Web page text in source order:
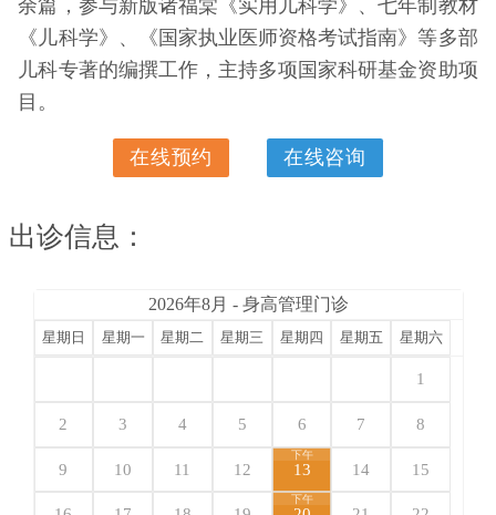
余篇，参与新版诸福棠《实用儿科学》、七年制教材
《儿科学》、《国家执业医师资格考试指南》等多部
儿科专著的编撰工作，主持多项国家科研基金资助项
目。
在线预约 在线咨询
出诊信息：
2026年8月 - 身高管理门诊
星期日 星期一 星期二 星期三 星期四 星期五 星期六
1
2 3 4 5 6 7 8
9 10 11 12 13
下午
14 15
下午